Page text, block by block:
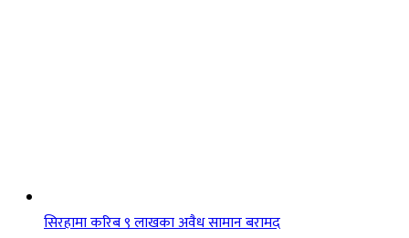
सिरहामा करिब ९ लाखका अवैध सामान बरामद